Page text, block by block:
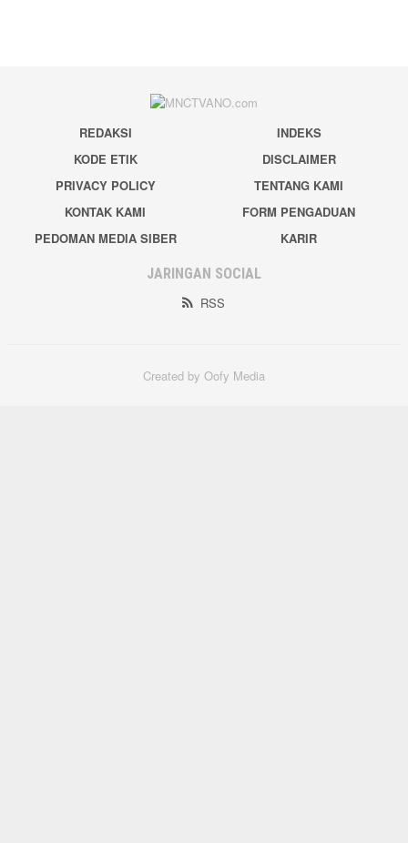
REDAKSI
INDEKS
KODE ETIK
DISCLAIMER
PRIVACY POLICY
TENTANG KAMI
KONTAK KAMI
FORM PENGADUAN
PEDOMAN MEDIA SIBER
KARIR
JARINGAN SOCIAL
RSS
Created by Oofy Media